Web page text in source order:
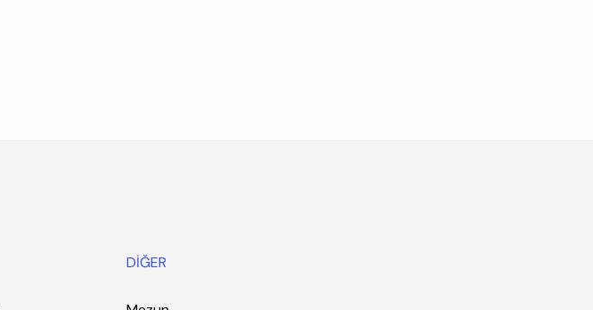
DİĞER